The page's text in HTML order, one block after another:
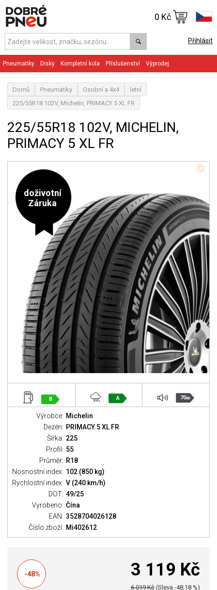
Přihlásit
0 Kč
Pneumatiky Disky Kompletní kola Příslušenství Výprodej
Domů Pneumatiky Osobní a 4x4
letní
225/55R18 102V, Michelin, PRIMACY 5 XL FR
225/55R18 102V, MICHELIN,
PRIMACY 5 XL FR
doživotní
Záruka
B A 70dB
Výrobce: Michelin
Dezén: PRIMACY 5 XL FR
Šířka: 225
Profil: 55
Průměr: R18
Nosnostní index: 102 (850 kg)
Rychlostní index: V (240 km/h)
DOT: 49/25
Vyrobeno: Čína
EAN: 3528704026128
Číslo zboží: Mi402612
-48% 3 119 Kč
6 019 Kč (Sleva -48,18 %)